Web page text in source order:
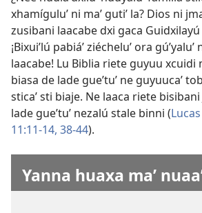
xhamíguluʼ ni maʼ gutiʼ la? Dios ni
zusibani laacabe dxi gaca Guidxilayú
¡Bixuiʼlú pabiáʼ ziécheluʼ ora
laacabe! Lu Biblia riete guyuu xcuidi
biasa de lade gueʼtuʼ ne guyuucaʼ
sticaʼ sti biaje. Ne laaca riete
lade gueʼtuʼ nezalú stale binni (
11:11-14, 38-44).
Yanna huaxa maʼ